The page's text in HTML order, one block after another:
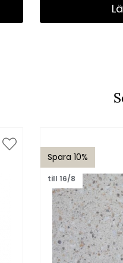
Spara 10%
till 16/8